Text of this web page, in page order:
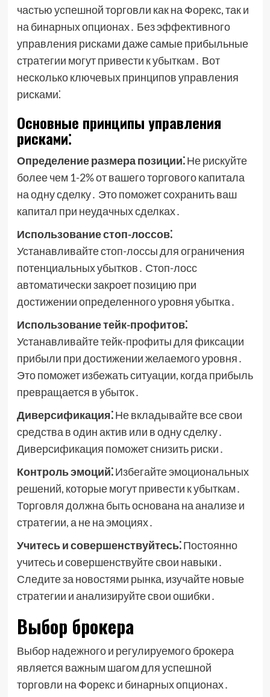
частью успешной торговли как на Форекс, так и
на бинарных опционах․ Без эффективного
управления рисками даже самые прибыльные
стратегии могут привести к убыткам․ Вот
несколько ключевых принципов управления
рисками⁚
Основные принципы управления
рисками⁚
Определение размера позиции⁚Не рискуйте
более чем 1-2% от вашего торгового капитала
на одну сделку․ Это поможет сохранить ваш
капитал при неудачных сделках․
Использование стоп-лоссов⁚
Устанавливайте стоп-лоссы для ограничения
потенциальных убытков․ Стоп-лосс
автоматически закроет позицию при
достижении определенного уровня убытка․
Использование тейк-профитов⁚
Устанавливайте тейк-профиты для фиксации
прибыли при достижении желаемого уровня․
Это поможет избежать ситуации, когда прибыль
превращается в убыток․
Диверсификация⁚Не вкладывайте все свои
средства в один актив или в одну сделку․
Диверсификация поможет снизить риски․
Контроль эмоций⁚Избегайте эмоциональных
решений, которые могут привести к убыткам․
Торговля должна быть основана на анализе и
стратегии, а не на эмоциях․
Учитесь и совершенствуйтесь⁚Постоянно
учитесь и совершенствуйте свои навыки․
Следите за новостями рынка, изучайте новые
стратегии и анализируйте свои ошибки․
Выбор брокера
Выбор надежного и регулируемого брокера
является важным шагом для успешной
торговли на Форекс и бинарных опционах․